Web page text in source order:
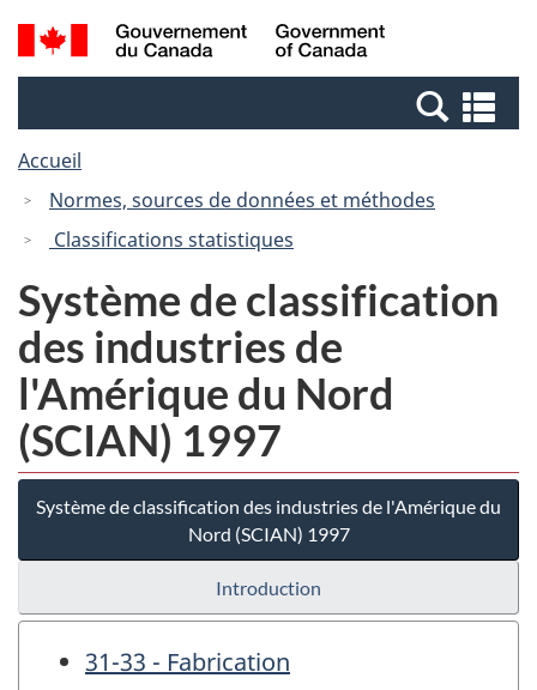
Passer
au
Passer
à
Canada
Recherche
et
et
Accueil
Normes, sources de données et méthodes
Classifications statistiques
Système de classification
des industries de
l'Amérique du Nord
(SCIAN) 1997
Système de classification des industries de l'Amérique du
Nord (SCIAN) 1997
Introduction
31-33 - Fabrication